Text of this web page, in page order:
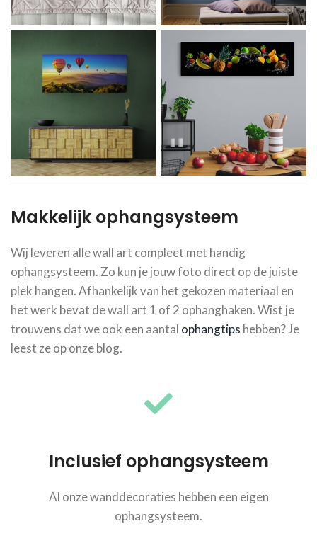
Makkelijk ophangsysteem
Wij leveren alle wall art compleet met handig
ophangsysteem. Zo kun je jouw foto direct op de juiste
plek hangen. Afhankelijk van het gekozen materiaal en
het werk bevat de wall art 1 of 2 ophanghaken. Wist je
trouwens dat we ook een aantal ophangtips hebben? Je
leest ze op onze blog.
Inclusief ophangsysteem
Al onze wanddecoraties hebben een eigen
ophangsysteem.